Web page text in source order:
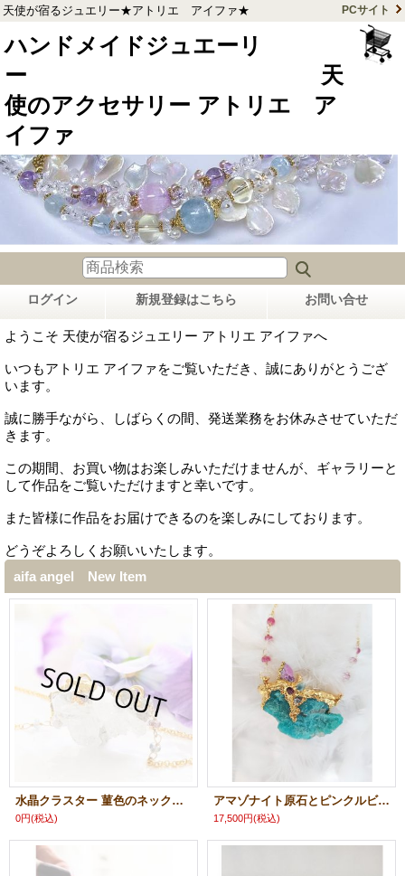
天使が宿るジュエリー★アトリエ アイファ★ PCサイト
ハンドメイドジュエーリ
ー 天
使のアクセサリー アトリエ ア
イファ
ログイン 新規登録はこちら お問い合せ
ようこそ 天使が宿るジュエリー アトリエ アイファへ
いつもアトリエ アイファをご覧いただき、誠にありがとうござ
います。
誠に勝手ながら、しばらくの間、発送業務をお休みさせていただ
きます。
この期間、お買い物はお楽しみいただけませんが、ギャラリーと
して作品をご覧いただけますと幸いです。
また皆様に作品をお届けできるのを楽しみにしております。
どうぞよろしくお願いいたします。
aifa angel New Item
水晶クラスター 菫色のネックレス トマスゴンサガ産
0円(税込)
アマゾナイト原石とピンクルビーのネックレス
17,500円(税込)